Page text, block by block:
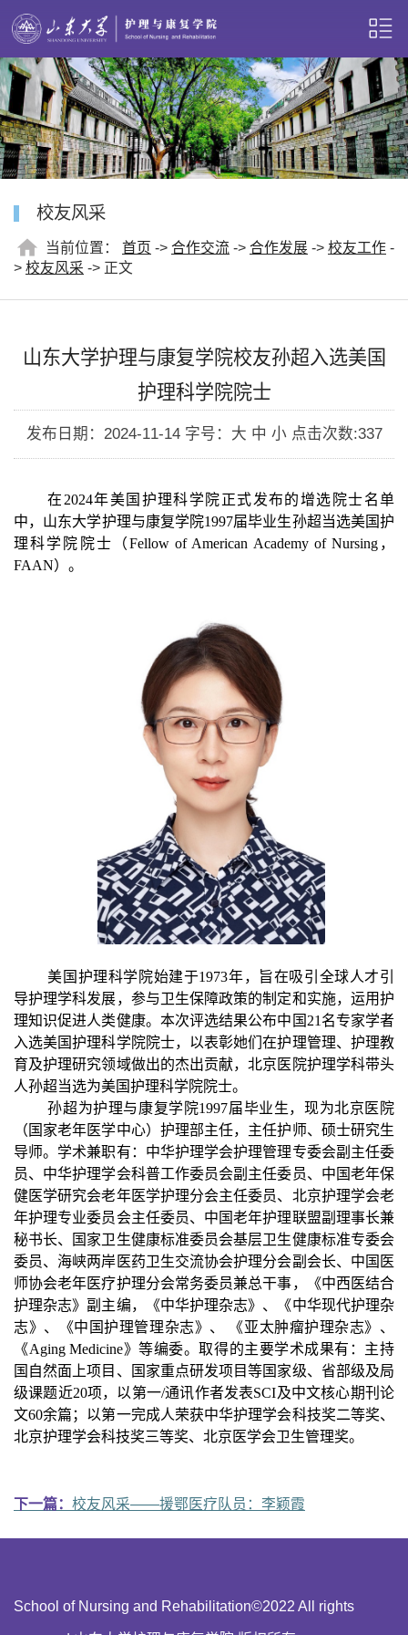
校友风采
当前位置： 首页 -> 合作交流 -> 合作发展 -> 校友工作 -
> 校友风采 -> 正文
山东大学护理与康复学院校友孙超入选美国
护理科学院院士
发布日期：2024-11-14 字号：大 中 小 点击次数:337
在2024年美国护理科学院正式发布的增选院士名单
中，山东大学护理与康复学院1997届毕业生孙超当选美国护
理科学院院士（Fellow of American Academy of Nursing，
FAAN）。
美国护理科学院始建于1973年，旨在吸引全球人才引
导护理学科发展，参与卫生保障政策的制定和实施，运用护
理知识促进人类健康。 本次评选结果公布中国21名专家学者
入选美国护理科学院院士，以表彰她们在护理管理、护理教
育及护理研究领域做出的杰出贡献，北京医院护理学科带头
人孙超当选为美国护理科学院院士。
孙超为护理与康复学院1997届毕业生，现为北京医院
（国家老年医学中心）护理部主任，主任护师、硕士研究生
导师。学术兼职有：中华护理学会护理管理专委会副主任委
员、中华护理学会科普工作委员会副主任委员、中国老年保
健医学研究会老年医学护理分会主任委员、北京护理学会老
年护理专业委员会主任委员、中国老年护理联盟副理事长兼
秘书长、国家卫生健康标准委员会基层卫生健康标准专委会
委员、海峡两岸医药卫生交流协会护理分会副会长、中国医
师协会老年医疗护理分会常务委员兼总干事，《中西医结合
护理杂志》副主编，《中华护理杂志》、《中华现代护理杂
志》、《中国护理管理杂志》、 《亚太肿瘤护理杂志》、
《Aging Medicine》等编委。取得的主要学术成果有：主持
国自然面上项目、国家重点研发项目等国家级、省部级及局
级课题近20项，以第一/通讯作者发表SCI及中文核心期刊论
文60余篇；以第一完成人荣获中华护理学会科技奖二等奖、
北京护理学会科技奖三等奖、北京医学会卫生管理奖。
下一篇： 校友风采——援鄂医疗队员：李颖霞
School of Nursing and Rehabilitation©2022 All rights